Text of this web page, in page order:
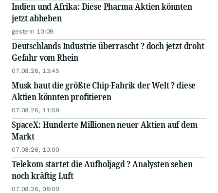
Indien und Afrika: Diese Pharma-Aktien könnten
jetzt abheben
gestern 10:09
Deutschlands Industrie überrascht ? doch jetzt droht
Gefahr vom Rhein
07.08.26, 13:45
Musk baut die größte Chip-Fabrik der Welt ? diese
Aktien könnten profitieren
07.08.26, 11:59
SpaceX: Hunderte Millionen neuer Aktien auf dem
Markt
07.08.26, 10:00
Telekom startet die Aufholjagd ? Analysten sehen
noch kräftig Luft
07.08.26, 08:00